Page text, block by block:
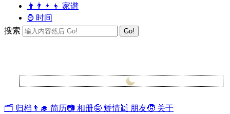
👨‍👨‍👦‍👦 家谱
⌚ 时间
搜索
Go!
🗂️ 归档 👨‍🎓 简历📷 相册🤪 矫情👯 朋友🧒 关于